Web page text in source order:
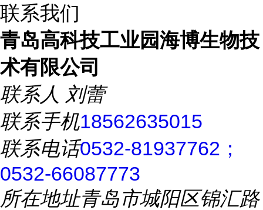
联系我们
青岛高科技工业园海博生物技
术有限公司
联系人 刘蕾
联系手机18562635015
联系电话0532-81937762；
0532-66087773
所在地址青岛市城阳区锦汇路